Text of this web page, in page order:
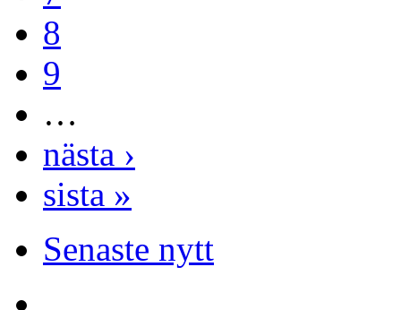
8
9
…
nästa ›
sista »
Senaste nytt